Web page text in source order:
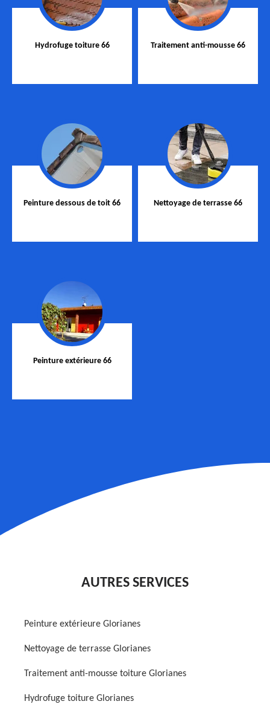
Hydrofuge toiture 66 Traitement anti-mousse 66
Peinture dessous de toit 66 Nettoyage de terrasse 66
Peinture extérieure 66
AUTRES SERVICES
Peinture extérieure Glorianes
Nettoyage de terrasse Glorianes
Traitement anti-mousse toiture Glorianes
Hydrofuge toiture Glorianes